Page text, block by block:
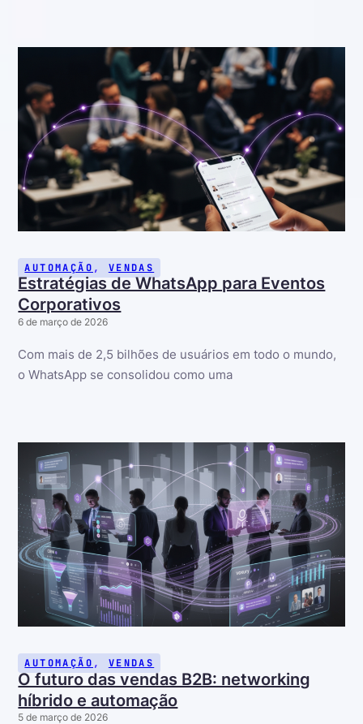
AUTOMAÇÃO , VENDAS
Estratégias de WhatsApp para Eventos
Corporativos
6 de março de 2026
Com mais de 2,5 bilhões de usuários em todo o mundo,
o WhatsApp se consolidou como uma
AUTOMAÇÃO , VENDAS
O futuro das vendas B2B: networking
híbrido e automação
5 de março de 2026